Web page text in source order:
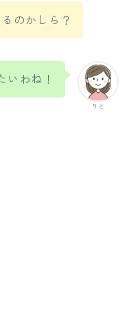
のかしら？
りと
いわね！